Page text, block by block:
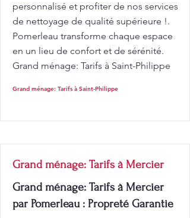
personnalisé et profiter de nos services
de nettoyage de qualité supérieure !.
Pomerleau transforme chaque espace
en un lieu de confort et de sérénité.
Grand ménage: Tarifs à Saint-Philippe
Grand ménage: Tarifs à Saint-Philippe
Grand ménage: Tarifs à Mercier
Grand ménage: Tarifs à Mercier
par Pomerleau : Propreté Garantie